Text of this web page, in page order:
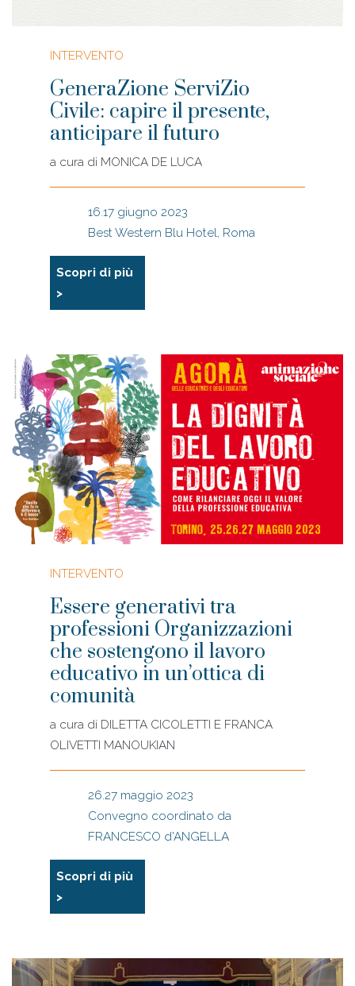
INTERVENTO
GeneraZione ServiZio
Civile: capire il presente,
anticipare il futuro
a cura di MONICA DE LUCA
16.17 giugno 2023
Best Western Blu Hotel, Roma
Scopri di più
>
INTERVENTO
Essere generativi tra
professioni Organizzazioni
che sostengono il lavoro
educativo in un’ottica di
comunità
a cura di DILETTA CICOLETTI E FRANCA
OLIVETTI MANOUKIAN
26.27 maggio 2023
Convegno coordinato da
FRANCESCO d'ANGELLA
Scopri di più
>